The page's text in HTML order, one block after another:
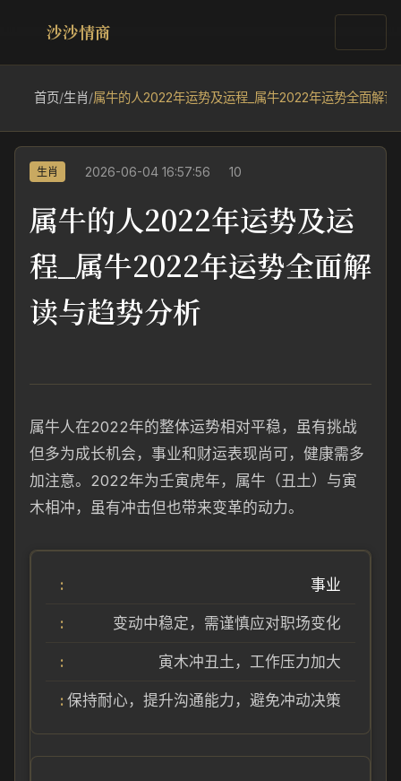
沙沙情商
首页/生肖/属牛的人2022年运势及运程_属牛2022年运势全面解读
生肖 2026-06-04 16:57:56 10
属牛的人2022年运势及运
程_属牛2022年运势全面解
读与趋势分析
属牛人在2022年的整体运势相对平稳，虽有挑战
但多为成长机会，事业和财运表现尚可，健康需多
加注意。2022年为壬寅虎年，属牛（丑土）与寅
木相冲，虽有冲击但也带来变革的动力。
事业
变动中稳定，需谨慎应对职场变化
寅木冲丑土，工作压力加大
保持耐心，提升沟通能力，避免冲动决策